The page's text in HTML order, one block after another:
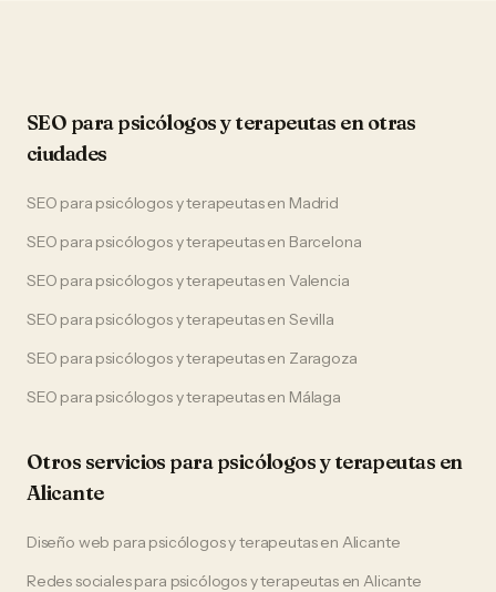
SEO parapsicólogos y terapeutas en otras
ciudades
SEO para psicólogos y terapeutasen Madrid
SEO para psicólogos y terapeutasen Barcelona
SEO para psicólogos y terapeutasen Valencia
SEO para psicólogos y terapeutasen Sevilla
SEO para psicólogos y terapeutasen Zaragoza
SEO para psicólogos y terapeutasen Málaga
Otros servicios parapsicólogos y terapeutas en
Alicante
Diseño web para psicólogos y terapeutasen Alicante
Redes socialespara psicólogos y terapeutasenAlicante